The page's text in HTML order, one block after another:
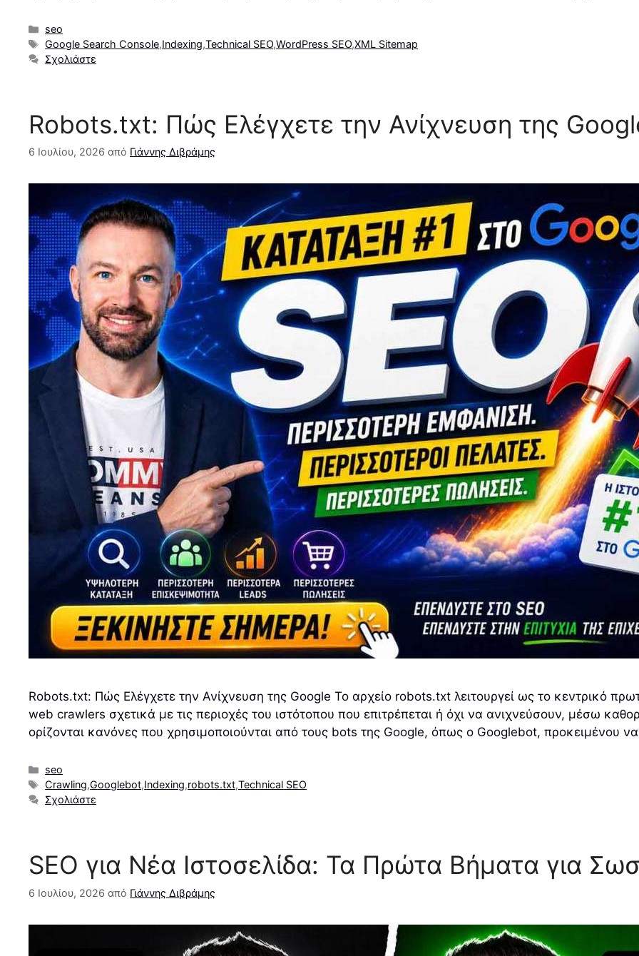
Κατηγορίες
seo
Ετικέτες
Google Search Console,Indexing,Technical SEO,WordPress SEO,XML Sitemap
Σχολιάστε
Robots.txt: Πώς Ελέγχετε την Ανίχνευση της
6 Ιουλίου, 2026 από Γιάννης Διβράμης
Robots.txt: Πώς Ελέγχετε την Ανίχνευση της Google Το αρχείο robots.txt λειτουργεί ως το κεντρικό
web crawlers σχετικά με τις περιοχές του ιστότοπου που επιτρέπεται ή όχι να ανιχνεύσουν, μέσω
ορίζονται κανόνες που χρησιμοποιούνται από τους bots της Google, όπως ο Googlebot, προκειμένου
Κατηγορίες
seo
Ετικέτες
Crawling,Googlebot,Indexing,robots.txt,Technical SEO
Σχολιάστε
SEO για Νέα Ιστοσελίδα: Τα Πρώτα Βήματα για
6 Ιουλίου, 2026 από Γιάννης Διβράμης